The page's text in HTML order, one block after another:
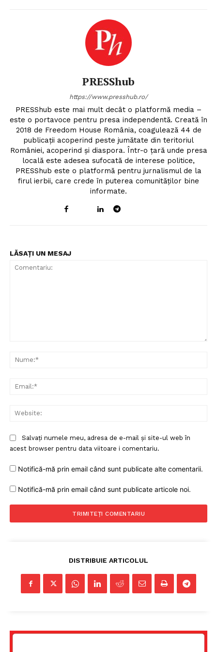
PRESShub
https://www.presshub.ro/
PRESShub este mai mult decât o platformă media –
este o portavoce pentru presa independentă. Creată în
2018 de Freedom House România, coagulează 44 de
publicații acoperind peste jumătate din teritoriul
României, acoperind și diaspora. Într-o țară unde presa
locală este adesea sufocată de interese politice,
PRESShub este o platformă pentru jurnalismul de la
firul ierbii, care crede în puterea comunităților bine
informate.
LĂSAȚI UN MESAJ
Salvați numele meu, adresa de e-mail și site-ul web în
acest browser pentru data viitoare i comentariu.
Notifică-mă prin email când sunt publicate alte comentarii.
Notifică-mă prin email când sunt publicate articole noi.
DISTRIBUIE ARTICOLUL